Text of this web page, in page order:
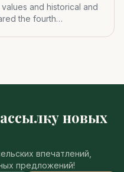
and historical and
the fourth
новых
впечатлений,
предложений!